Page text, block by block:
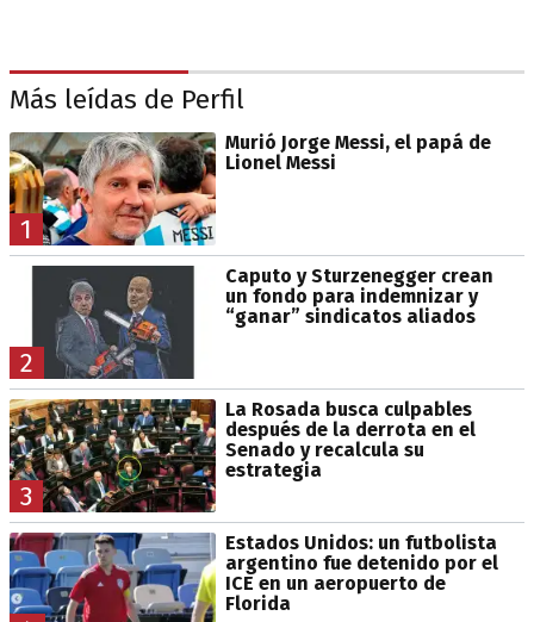
Más leídas de Perfil
1
Murió Jorge Messi, el papá de
Lionel Messi
2
Caputo y Sturzenegger crean
un fondo para indemnizar y
“ganar” sindicatos aliados
3
La Rosada busca culpables
después de la derrota en el
Senado y recalcula su
estrategia
Estados Unidos: un futbolista
argentino fue detenido por el
ICE en un aeropuerto de
Florida